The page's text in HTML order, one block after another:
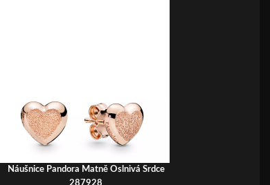
Náušnice Pandora Matně Oslnivá Srdce
287928